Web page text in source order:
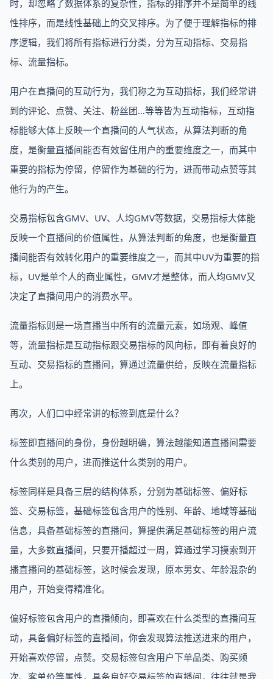
时，却忽略了数据体系的复杂性，指标的排序并不是简单的线
性排序，而是线性基础上的交叉排序。为了便于理解指标的排
序逻辑，我们将所有指标进行分类，分为互动指标、交易指
标、流量指标。
用户在直播间的互动行为，我们称之为互动指标，我们经常讲
到的评论、点赞、关注、粉丝团…等等皆为互动指标，互动指
标能够大体上反映一个直播间的人气状态，从算法判断的角
度，是衡量直播间能否有效留住用户的重要维度之一，而其中
重要的指标为停留，停留作为基础的行为，进而带动点赞等其
他行为的产生。
交易指标包含GMV、UV、人均GMV等数据，交易指标大体能
反映一个直播间的价值属性，从算法判断的角度，也是衡量直
播间能否有效转化用户的重要维度之一，而其中UV为重要的指
标，UV是单个人的商业属性，GMV才是整体，而人均GMV又
决定了直播间用户的消费水平。
流量指标则是一场直播当中所有的流量元素，如场观、峰值
等，流量指标是互动指标跟交易指标的风向标，即有着良好的
互动、交易指标的直播间，算通过流量供给，反映在流量指标
上。
再次，人们口中经常讲的标签到底是什么？
标签即直播间的身份，身份越明确，算法越能知道直播间需要
什么类别的用户，进而推送什么类别的用户。
标签同样是具备三层的结构体系，分别为基础标签、偏好标
签、交易标签，基础标签包含用户的性别、年龄、地域等基础
信息，具备基础标签的直播间，算提供满足基础标签的用户流
量，大多数直播间，只要开播超过一周，算通过学习摸索到开
播直播间的基础标签，这时候会发现，原本男女、年龄混杂的
用户，开始变得精准化。
偏好标签包含用户的直播倾向，即喜欢在什么类型的直播间互
动，具备偏好标签的直播间，你会发现算法推送进来的用户，
开始喜欢停留，点赞。交易标签包含用户下单品类、购买频
次、客单价等属性，具备良好交易标签的直播间，往往就是我